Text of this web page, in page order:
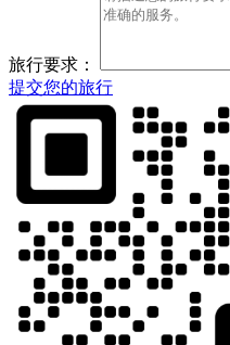
旅行要求：
提交您的旅行